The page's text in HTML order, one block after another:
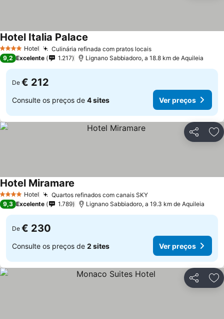
4 EstrelasHotel Culinária refinada com pratos locais
Hotel Italia Palace
9,2 Excelente 1.217 Lignano Sabbiadoro, a 18.8 km de Aquileia
De € 212
Consulte os preços de 4 sites Ver preços
Partilhar
4 EstrelasHotel Quartos refinados com canais SKY
Hotel Miramare
9,3 Excelente 1.789 Lignano Sabbiadoro, a 19.3 km de Aquileia
De € 230
Consulte os preços de 2 sites Ver preços
Partilhar